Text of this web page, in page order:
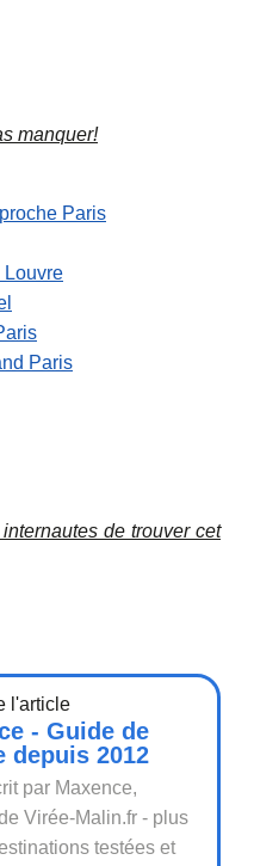
manquer!
Paris
Louvre
Paris
de trouver cet
l'article
- Guide de
depuis 2012
par Maxence,
Virée-Malin.fr - plus
testées et